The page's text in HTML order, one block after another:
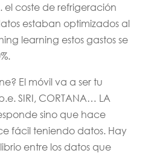
el coste de refrigeración
estaban optimizados al
learning estos gastos se
El móvil va a ser tu
SIRI, CORTANA… LA
sino que hace
fácil teniendo datos. Hay
entre los datos que